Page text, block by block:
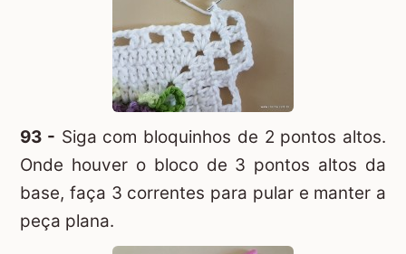
93 - Siga com bloquinhos de 2 pontos altos.
Onde houver o bloco de 3 pontos altos da
base, faça 3 correntes para pular e manter a
peça plana.